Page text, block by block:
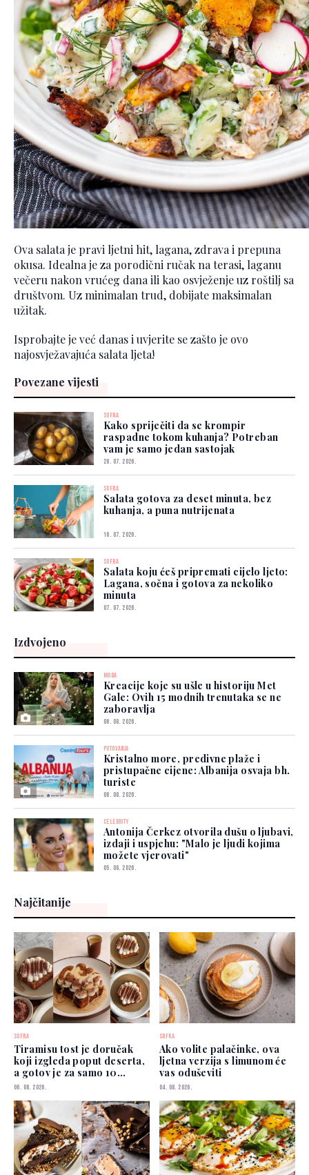
Ova salata je pravi ljetni hit, lagana, zdrava i prepuna
okusa. Idealna je za porodični ručak na terasi, laganu
večeru nakon vrućeg dana ili kao osvježenje uz roštilj sa
društvom. Uz minimalan trud, dobijate maksimalan
užitak.
Isprobajte je već danas i uvjerite se zašto je ovo
najosvježavajuća salata ljeta!
Povezane vijesti
SOFRA
Kako spriječiti da se krompir
raspadne tokom kuhanja? Potreban
vam je samo jedan sastojak
28. 07. 2026.
SOFRA
Salata gotova za deset minuta, bez
kuhanja, a puna nutrijenata
16. 07. 2026.
SOFRA
Salata koju ćeš pripremati cijelo ljeto:
Lagana, sočna i gotova za nekoliko
minuta
07. 07. 2026.
Izdvojeno
MODA
Kreacije koje su ušle u historiju Met
Gale: Ovih 15 modnih trenutaka se ne
zaboravlja
06. 08. 2026.
PUTOVANJA
Kristalno more, predivne plaže i
pristupačne cijene: Albanija osvaja bh.
turiste
06. 08. 2026.
CELEBRITY
Antonija Čerkez otvorila dušu o ljubavi,
izdaji i uspjehu: "Malo je ljudi kojima
možete vjerovati"
05. 08. 2026.
Najčitanije
SOFRA
Tiramisu tost je doručak
koji izgleda poput deserta,
a gotov je za samo 10
minuta
06. 08. 2026.
SOFRA
Ako volite palačinke, ova
ljetna verzija s limunom će
vas oduševiti
04. 08. 2026.